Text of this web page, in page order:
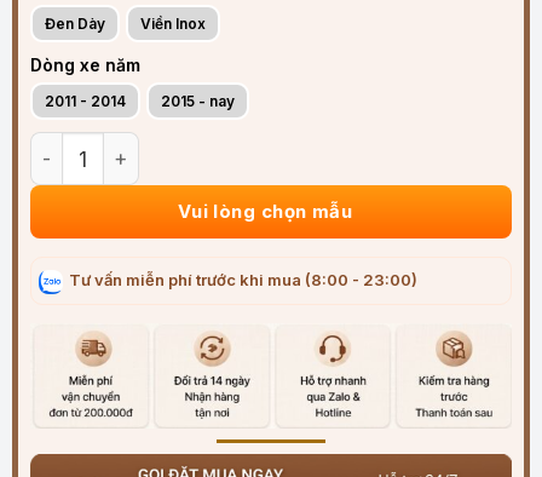
Đen Dày Viền Inox
Dòng xe năm
2011 - 2014 2015 - nay
Vè che mưa xe Mercedes Benz GLC SUV (2011-2025) ABS
Vui lòng chọn mẫu
Tư vấn miễn phí trước khi mua (8:00 - 23:00)